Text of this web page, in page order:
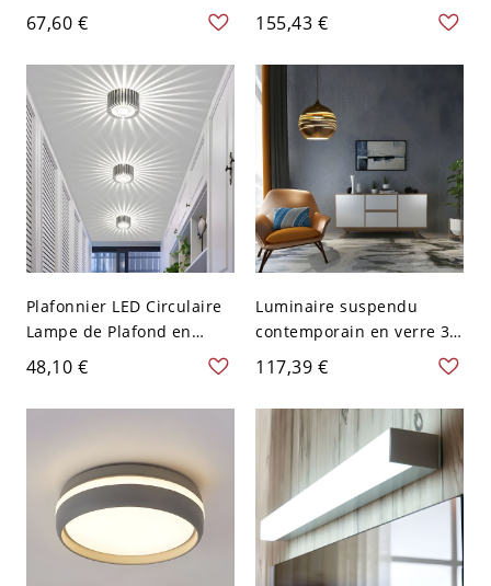
Encastré Linéaire en
Acrylique - 110 V-120 V
62,23 cm Noir Blanc
67,60 €
Forme Applique à Abat-
Jour en Acrylique - 110 V-
120 V Bois 80,01 cm Blanc
155,43 €
Plafonnier LED Circulaire
Lampe de Plafond en
Lumière 7 Couleurs
Métallique Chrome de
Style Contemporain pour
120 V 7 Couleurs
48,10 €
Luminaire suspendu
contemporain en verre 3D
à une tête pour
restaurant en or, 6" de
large
117,39 €